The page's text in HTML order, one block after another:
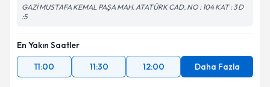
GAZİ MUSTAFA KEMAL PAŞA MAH. ATATÜRK CAD. NO : 104 KAT : 3 D
:5
En Yakın Saatler
11:00
11:30 12:00 Daha Fazla